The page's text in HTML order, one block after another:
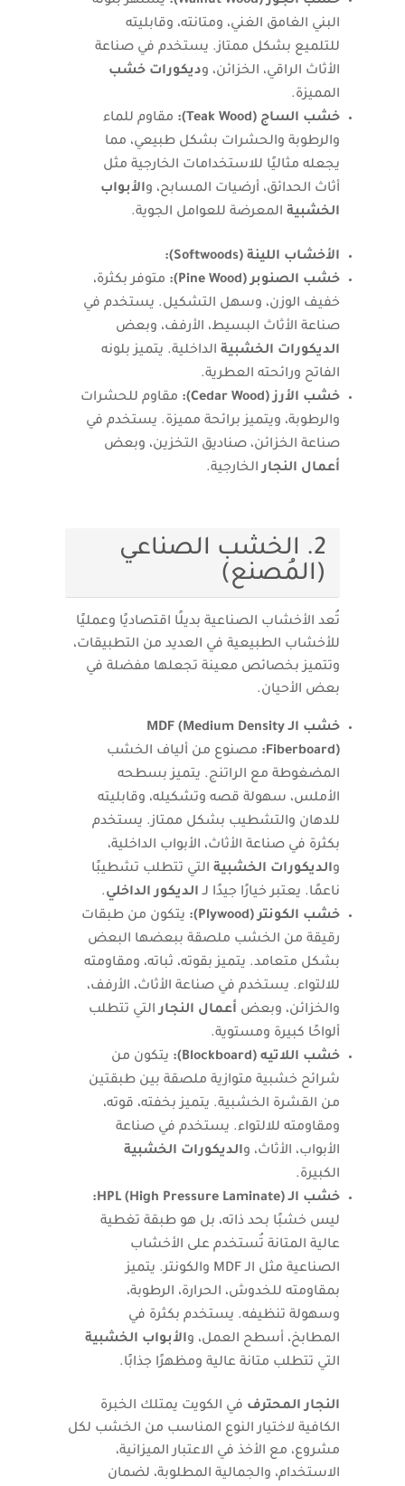
البني الغامق الغني، ومتانته، وقابليته
للتلميع بشكل ممتاز. يستخدم في صناعة
الأثاث الراقي، الخزائن، وديكورات خشب
المميزة.
خشب الساج (Teak Wood):
مقاوم للماء
والرطوبة والحشرات بشكل طبيعي، مما
يجعله مثاليًا للاستخدامات الخارجية مثل
أثاث الحدائق، أرضيات المسابح، والأبواب
الخشبيةالمعرضة للعوامل الجوية.
الأخشاب اللينة (Softwoods):
خشب الصنوبر (Pine Wood):
متوفر بكثرة،
خفيف الوزن، وسهل التشكيل. يستخدم في
صناعة الأثاث البسيط، الأرفف، وبعض
الديكورات الخشبيةالداخلية. يتميز بلونه
الفاتح ورائحته العطرية.
خشب الأرز (Cedar Wood):
مقاوم للحشرات
والرطوبة، ويتميز برائحة مميزة. يستخدم في
صناعة الخزائن، صناديق التخزين، وبعض
أعمال النجارالخارجية.
2. الخشب الصناعي
(المُصنع)
تُعد الأخشاب الصناعية بديلًا اقتصاديًا وعمليًا
للأخشاب الطبيعية في العديد من التطبيقات،
وتتميز بخصائص معينة تجعلها مفضلة في
بعض الأحيان.
خشب الـ MDF (Medium Density
Fiberboard):
مصنوع من ألياف الخشب
المضغوطة مع الراتنج. يتميز بسطحه
الأملس، سهولة قصه وتشكيله، وقابليته
للدهان والتشطيب بشكل ممتاز. يستخدم
بكثرة في صناعة الأثاث، الأبواب الداخلية،
والديكورات الخشبيةالتي تتطلب تشطيبًا
ناعمًا. يعتبر خيارًا جيدًا لـ الديكور الداخلي.
خشب الكونتر (Plywood):
يتكون من طبقات
رقيقة من الخشب ملصقة ببعضها البعض
بشكل متعامد. يتميز بقوته، ثباته، ومقاومته
للالتواء. يستخدم في صناعة الأثاث، الأرفف،
والخزائن، وبعض أعمال النجارالتي تتطلب
ألواحًا كبيرة ومستوية.
خشب اللاتيه (Blockboard):
يتكون من
شرائح خشبية متوازية ملصقة بين طبقتين
من القشرة الخشبية. يتميز بخفته، قوته،
ومقاومته للالتواء. يستخدم في صناعة
الأبواب، الأثاث، والديكورات الخشبية
الكبيرة.
خشب الـ HPL (High Pressure Laminate):
ليس خشبًا بحد ذاته، بل هو طبقة تغطية
عالية المتانة تُستخدم على الأخشاب
الصناعية مثل الـ MDF والكونتر. يتميز
بمقاومته للخدوش، الحرارة، الرطوبة،
وسهولة تنظيفه. يستخدم بكثرة في
المطابخ، أسطح العمل، والأبواب الخشبية
التي تتطلب متانة عالية ومظهرًا جذابًا.
النجار المحترف في الكويت يمتلك الخبرة
الكافية لاختيار النوع المناسب من الخشب لكل
مشروع، مع الأخذ في الاعتبار الميزانية،
الاستخدام، والجمالية المطلوبة، لضمان